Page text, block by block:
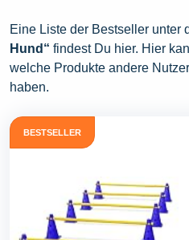
Eine Liste der Bestseller unter
Hund“ findest Du hier. Hier
welche Produkte andere
haben.
BESTSELLER